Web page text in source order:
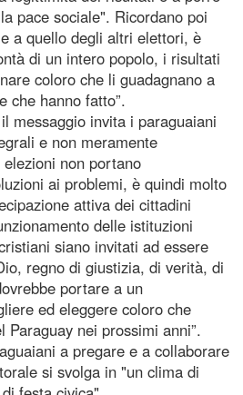
pace sociale". Ricordano poi
a quello degli altri elettori, è
di un intero popolo, i risultati
coloro che li guadagnano a
che hanno fatto”.
messaggio invita i paraguaiani
e non meramente
non portano
ai problemi, è quindi molto
attiva dei cittadini
delle istituzioni
siano invitati ad essere
regno di giustizia, di verità, di
portare a un
ed eleggere coloro che
nei prossimi anni”.
a pregare e a collaborare
si svolga in "un clima di